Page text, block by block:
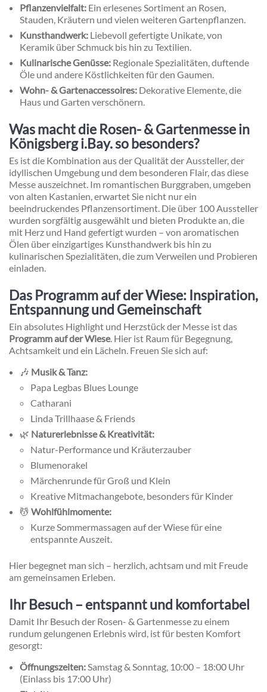
Pflanzenvielfalt: Ein erlesenes Sortiment an Rosen,
Stauden, Kräutern und vielen weiteren Gartenpflanzen.
Kunsthandwerk: Liebevoll gefertigte Unikate, von
Keramik über Schmuck bis hin zu Textilien.
Kulinarische Genüsse: Regionale Spezialitäten, duftende
Öle und andere Köstlichkeiten für den Gaumen.
Wohn- & Gartenaccessoires: Dekorative Elemente, die
Haus und Garten verschönern.
Was macht die Rosen- & Gartenmesse in
Königsberg i.Bay. so besonders?
Es ist die Kombination aus der Qualität der Aussteller, der
idyllischen Umgebung und dem besonderen Flair, das diese
Messe auszeichnet. Im romantischen Burggraben, umgeben
von alten Kastanien, erwartet Sie nicht nur ein
beeindruckendes Pflanzensortiment. Die über 100 Aussteller
wurden sorgfältig ausgewählt und bieten Produkte an, die
mit Herz und Hand gefertigt wurden – von aromatischen
Ölen über einzigartiges Kunsthandwerk bis hin zu
kulinarischen Spezialitäten, die zum Verweilen und Probieren
einladen.
Das Programm auf der Wiese: Inspiration,
Entspannung und Gemeinschaft
Ein absolutes Highlight und Herzstück der Messe ist das
Programm auf der Wiese. Hier ist Raum für Begegnung,
Achtsamkeit und ein Lächeln. Freuen Sie sich auf:
🎶 Musik & Tanz:
Papa Legbas Blues Lounge
Catharani
Linda Trillhaase & Friends
🌿 Naturerlebnisse & Kreativität:
Natur-Performance und Kräuterzauber
Blumenorakel
Märchenrunde für Groß und Klein
Kreative Mitmachangebote, besonders für Kinder
💆 Wohlfühlmomente:
Kurze Sommermassagen auf der Wiese für eine
entspannte Auszeit.
Hier begegnet man sich – herzlich, achtsam und mit Freude
am gemeinsamen Erleben.
Ihr Besuch – entspannt und komfortabel
Damit Ihr Besuch der Rosen- & Gartenmesse zu einem
rundum gelungenen Erlebnis wird, ist für besten Komfort
gesorgt:
Öffnungszeiten:Samstag & Sonntag, 10:00 – 18:00 Uhr
(Einlass bis 17:00 Uhr)